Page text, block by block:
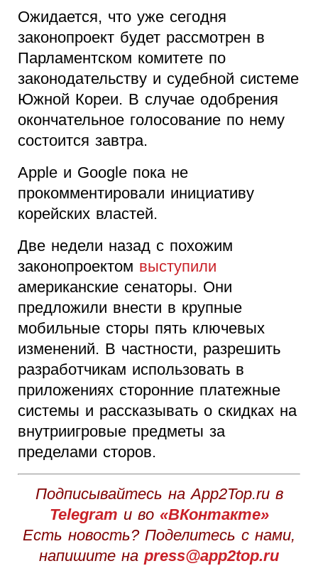
Ожидается, что уже сегодня
законопроект будет рассмотрен в
Парламентском комитете по
законодательству и судебной системе
Южной Кореи. В случае одобрения
окончательное голосование по нему
состоится завтра.
Apple и Google пока не
прокомментировали инициативу
корейских властей.
Две недели назад с похожим
законопроектом выступили
американские сенаторы. Они
предложили внести в крупные
мобильные сторы пять ключевых
изменений. В частности, разрешить
разработчикам использовать в
приложениях сторонние платежные
системы и рассказывать о скидках на
внутриигровые предметы за
пределами сторов.
Подписывайтесь на App2Top.ru в
Telegram и во «ВКонтакте»
Есть новость? Поделитесь с нами,
напишите на press@app2top.ru